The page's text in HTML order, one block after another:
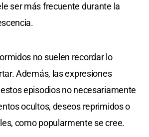
ser más frecuente durante la
no suelen recordar lo
Además, las expresiones
episodios no necesariamente
ocultos, deseos reprimidos o
como popularmente se cree.